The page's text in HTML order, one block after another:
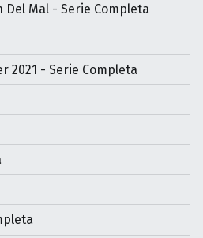
Del Mal - Serie Completa
2021 - Serie Completa